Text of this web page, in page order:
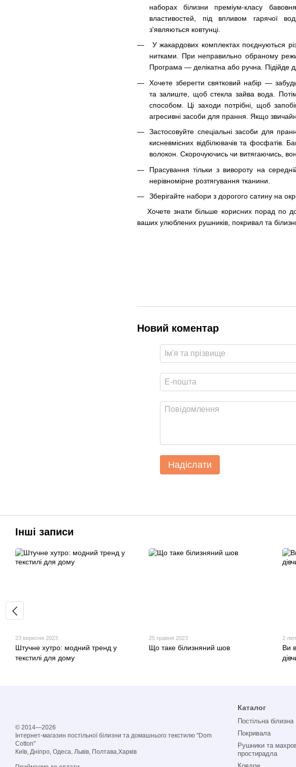
наборах білизни преміум-класу
властивостей, під впливом гарячої
з'являються ковтунці.
У жакардових комплектах поєднуються
нитками. При неправильно обраному
Програма — делікатна або ручна. Підійде
Хочете зберегти святковий набір —
та залиште, щоб стекла зайва вода.
способом. Ці заходи потрібні, щоб
агресивні засоби для прання. Якщо
Застосовуйте спеціальні засоби для
кисневмісних відбілювачів та фосфатів.
волокон. Скорочуючись чи витягаючись,
Прасування тільки з вивороту на
нерівномірне розтягування тканини.
Зберігайте набори з дорогого сатину на
Хочете знати більше корисних порад по
ваших улюблених рушників, покривал та
Новий коментар
Надіслати
Інші записи
23 вересня 2023
Штучне хутро: модний тренд у
текстилі для дому
25 травня 2023
Що таке білизняний шов
2
Ви
© 2014—2026
Інтернет-магазин постільної білизни та домашнього текстилю "Dom
Cotton"
Київ, Дніпро, Одеса, Львів, Полтава,Харків
Каталог
Постільна білизна
Покривала
Рушники та
простирадла